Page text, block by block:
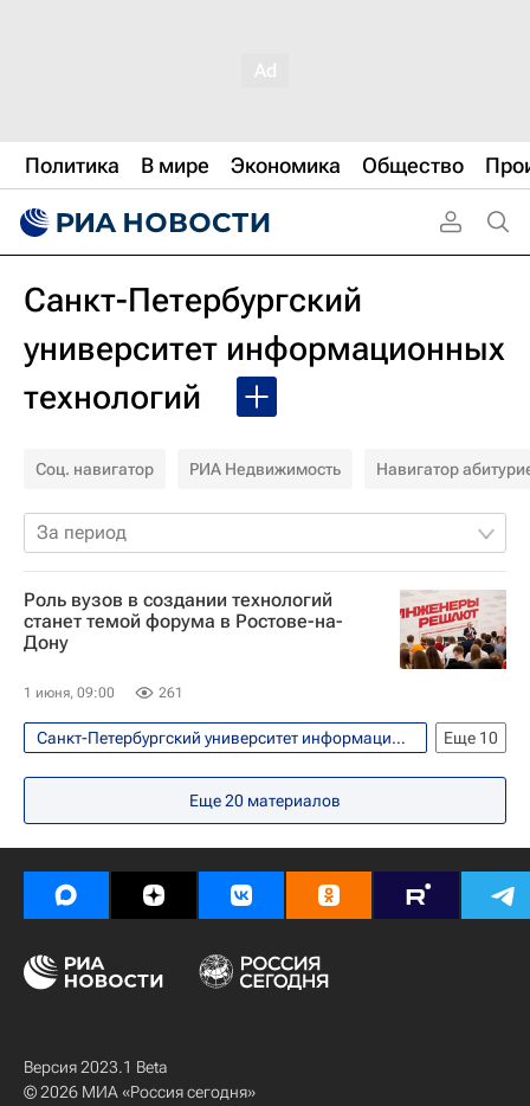
Политика В мире Экономика Общество
Санкт-Петербургский
университет информационных
технологий
Соц. навигатор РИА Недвижимость Навигатор
За период
Роль вузов в создании технологий
станет темой форума в Ростове-на-
Дону
1 июня, 09:00 261
Еще 10
Санкт-Петербургский университет информационных технологий
Технологии
Ростов-на-Дону
Тюменский государственный университет
Уральский федеральный университет
Российские инновации
Общество
Социальный навигатор
Технологическое лидерство
Еще20 материалов
Версия 2023.1 Beta
© 2026 МИА «Россия сегодня»